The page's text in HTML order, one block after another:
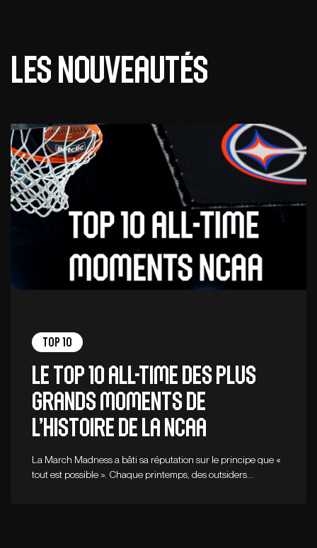
Les nouveautés
Top 10
Le top 10 all-time des plus
grands moments de
l’histoire de la NCAA
La March Madness a bâti sa réputation sur le principe que «
tout est possible ». Chaque printemps, des outsiders…